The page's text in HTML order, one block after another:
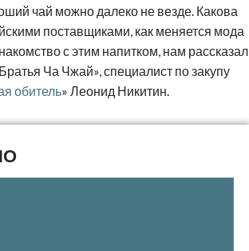
чай можно далеко не везде. Какова
поставщиками, как меняется мода
с этим напитком, нам рассказал
Ча Чжай», специалист по закупу
обитель» Леонид Никитин.